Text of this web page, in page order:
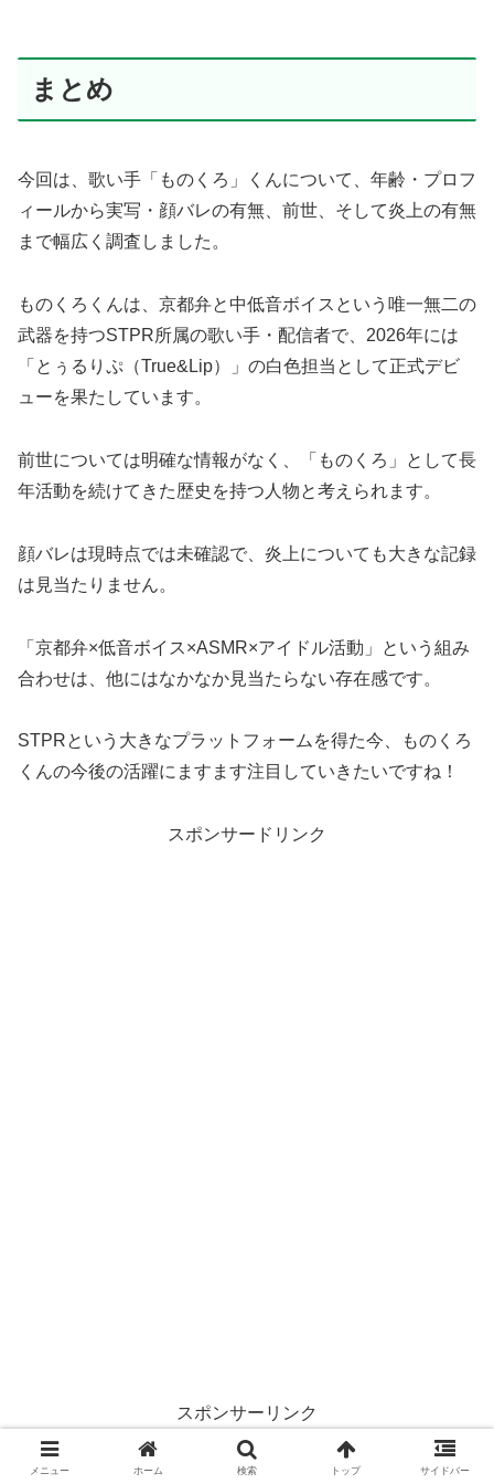
まとめ
今回は、歌い手「ものくろ」くんについて、年齢・プロフ
ィールから実写・顔バレの有無、前世、そして炎上の有無
まで幅広く調査しました。
ものくろくんは、京都弁と中低音ボイスという唯一無二の
武器を持つSTPR所属の歌い手・配信者で、2026年には
「とぅるりぷ（True&Lip）」の白色担当として正式デビ
ューを果たしています。
前世については明確な情報がなく、「ものくろ」として長
年活動を続けてきた歴史を持つ人物と考えられます。
顔バレは現時点では未確認で、炎上についても大きな記録
は見当たりません。
「京都弁×低音ボイス×ASMR×アイドル活動」という組み
合わせは、他にはなかなか見当たらない存在感です。
STPRという大きなプラットフォームを得た今、ものくろ
くんの今後の活躍にますます注目していきたいですね！
スポンサードリンク
スポンサーリンク
メニュー ホーム 検索 トップ サイドバー